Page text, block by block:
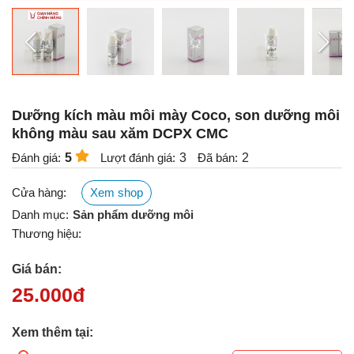
Dưỡng kích màu môi mày Coco, son dưỡng môi
không màu sau xăm DCPX CMC
Đánh giá: 5 Lượt đánh giá: 3 Đã bán: 2
Cửa hàng:
Xem shop
Danh mục: Sản phẩm dưỡng môi
Thương hiệu:
Giá bán:
25.000đ
Xem thêm tại: